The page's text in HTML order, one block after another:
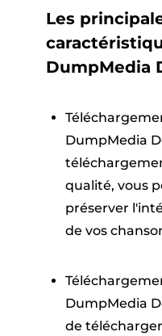
Les
DumpMedia
DumpMedia
qualité, vous
préserver
de vos
DumpMedia
de